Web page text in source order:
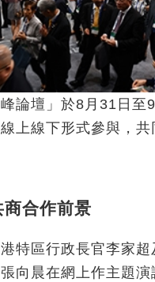
論壇」於8月31日
上線下形式參與，共
合作前景
特區行政長官李家
向晨在網上作主題